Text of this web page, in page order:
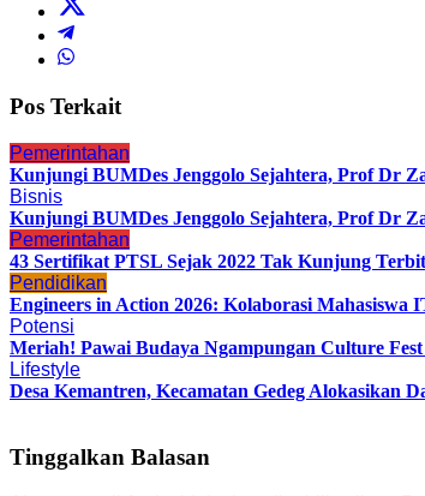
Pos Terkait
Pemerintahan
Kunjungi BUMDes Jenggolo Sejahtera, Prof Dr
Bisnis
Kunjungi BUMDes Jenggolo Sejahtera, Prof Dr
Pemerintahan
43 Sertifikat PTSL Sejak 2022 Tak Kunjung
Pendidikan
Engineers in Action 2026: Kolaborasi
Potensi
Meriah! Pawai Budaya Ngampungan Culture
Lifestyle
Desa Kemantren, Kecamatan Gedeg Alokasikan
Tinggalkan Balasan